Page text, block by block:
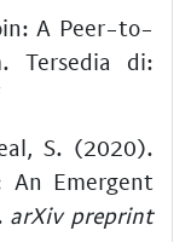
A Peer-to-
Tersedia di:
S. (2020).
An Emergent
arXiv preprint